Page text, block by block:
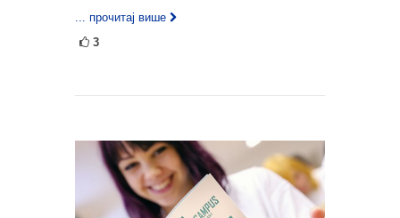
... прочитај више
3